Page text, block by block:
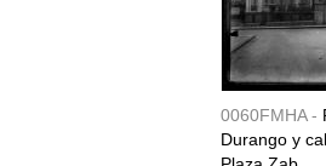
0060FMHA -
Durango y